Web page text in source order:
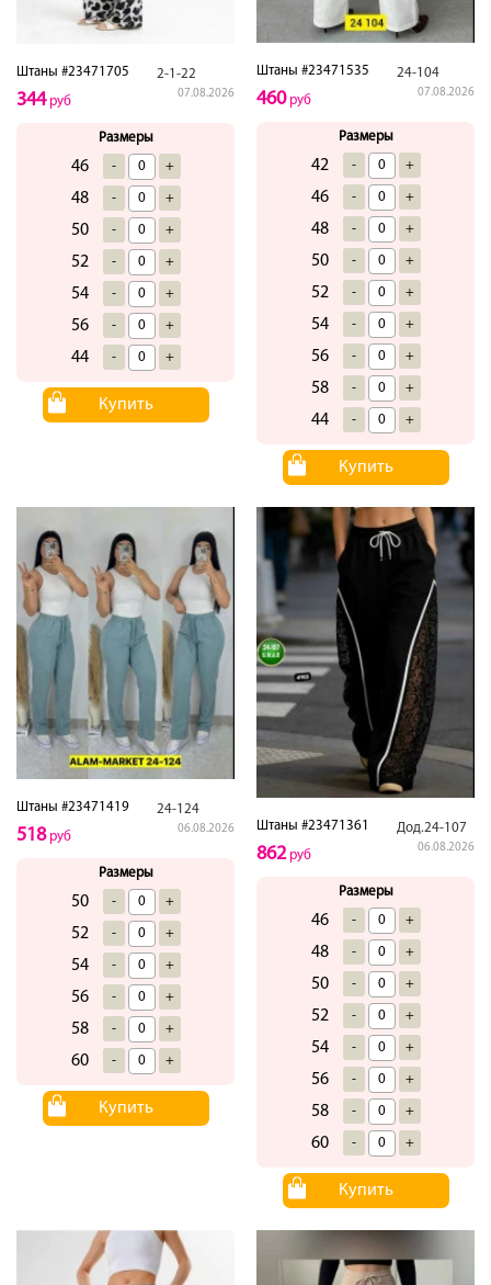
Штаны #23471705 2-1-22
07.08.2026
344руб
Размеры
46 - +
48 - +
50 - +
52 - +
54 - +
56 - +
44 - +
Купить
Штаны #23471535 24-104
07.08.2026
460руб
Размеры
42 - +
46 - +
48 - +
50 - +
52 - +
54 - +
56 - +
58 - +
44 - +
Купить
Штаны #23471419 24-124
06.08.2026
518руб
Размеры
50 - +
52 - +
54 - +
56 - +
58 - +
60 - +
Купить
Штаны #23471361 Дод.24-107
06.08.2026
862руб
Размеры
46 - +
48 - +
50 - +
52 - +
54 - +
56 - +
58 - +
60 - +
Купить